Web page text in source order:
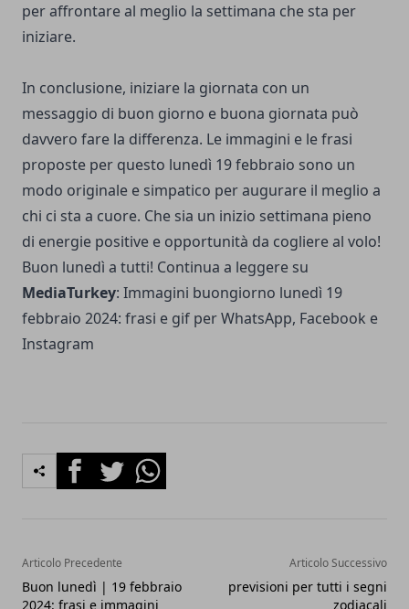
per affrontare al meglio la settimana che sta per
iniziare.
In conclusione, iniziare la giornata con un
messaggio di buon giorno e buona giornata può
davvero fare la differenza. Le immagini e le frasi
proposte per questo lunedì 19 febbraio sono un
modo originale e simpatico per augurare il meglio a
chi ci sta a cuore. Che sia un inizio settimana pieno
di energie positive e opportunità da cogliere al volo!
Buon lunedì a tutti! Continua a leggere su
MediaTurkey: Immagini buongiorno lunedì 19
febbraio 2024: frasi e gif per WhatsApp, Facebook e
Instagram
FacebookTwitterWhatsapp
Articolo Precedente
Buon lunedì | 19 febbraio
2024: frasi e immagini
Articolo Successivo
previsioni per tutti i segni
zodiacali